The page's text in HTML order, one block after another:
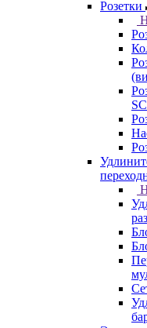
Розетки